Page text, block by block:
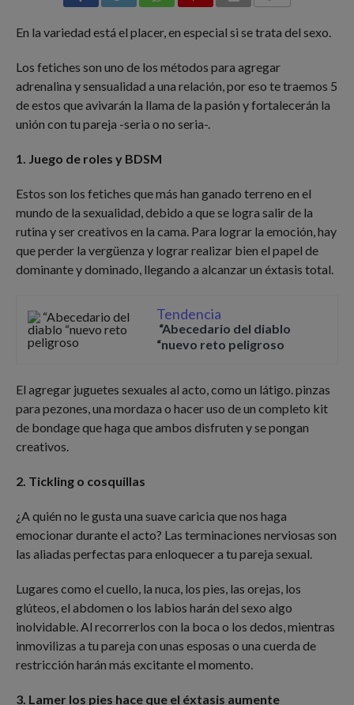
En la variedad está el placer, en especial si se trata del sexo.
Los fetiches son uno de los métodos para agregar
adrenalina y sensualidad a una relación, por eso te traemos 5
de estos que avivarán la llama de la pasión y fortalecerán la
unión con tu pareja -seria o no seria-.
1. Juego de roles y BDSM
Estos son los fetiches que más han ganado terreno en el
mundo de la sexualidad, debido a que se logra salir de la
rutina y ser creativos en la cama. Para lograr la emoción, hay
que perder la vergüenza y lograr realizar bien el papel de
dominante y dominado, llegando a alcanzar un éxtasis total.
Tendencia
“Abecedario del diablo
“nuevo reto peligroso
El agregar juguetes sexuales al acto, como un látigo. pinzas
para pezones, una mordaza o hacer uso de un completo kit
de bondage que haga que ambos disfruten y se pongan
creativos.
2. Tickling o cosquillas
¿A quién no le gusta una suave caricia que nos haga
emocionar durante el acto? Las terminaciones nerviosas son
las aliadas perfectas para enloquecer a tu pareja sexual.
Lugares como el cuello, la nuca, los pies, las orejas, los
glúteos, el abdomen o los labios harán del sexo algo
inolvidable. Al recorrerlos con la boca o los dedos, mientras
inmovilizas a tu pareja con unas esposas o una cuerda de
restricción harán más excitante el momento.
3. Lamer los pies hace que el éxtasis aumente